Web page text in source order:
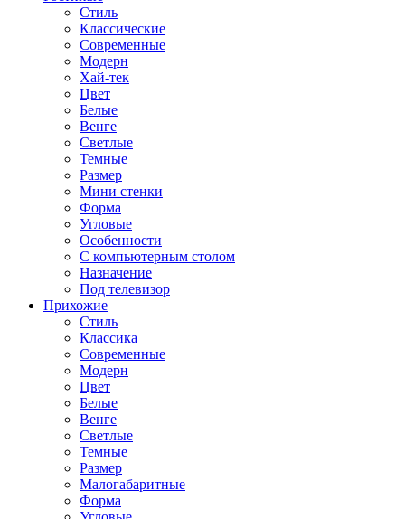
Стиль
Классические
Современные
Модерн
Хай-тек
Цвет
Белые
Венге
Светлые
Темные
Размер
Мини стенки
Форма
Угловые
Особенности
С компьютерным столом
Назначение
Под телевизор
Прихожие
Стиль
Классика
Современные
Модерн
Цвет
Белые
Венге
Светлые
Темные
Размер
Малогабаритные
Форма